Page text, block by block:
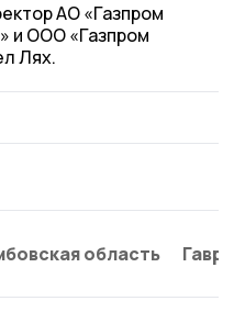
АО «Газпром
и ООО «Газпром
Лях.
область